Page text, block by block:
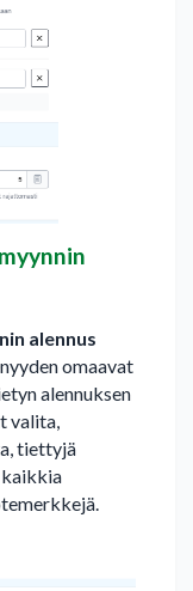
alennus
omaavat
alennuksen
valita,
tiettyjä